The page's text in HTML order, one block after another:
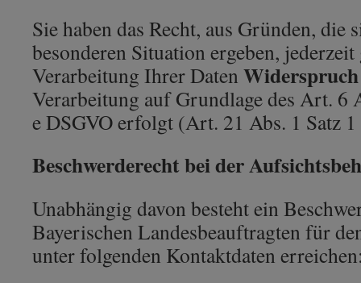
Sie haben das Recht, aus Gründen, die
besonderen Situation ergeben, jederzeit
Verarbeitung Ihrer Daten Widerspruch
Verarbeitung auf Grundlage des Art. 6
e DSGVO erfolgt (Art. 21 Abs. 1 Satz
Beschwerderecht bei der
Unabhängig davon besteht ein
Bayerischen Landesbeauftragten für
unter folgenden Kontaktdaten